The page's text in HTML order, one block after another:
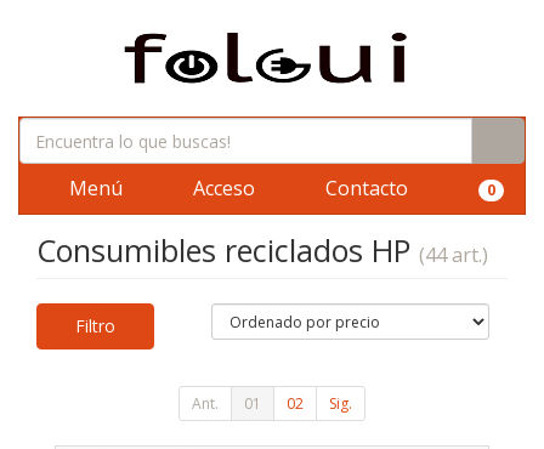
Menú Acceso Contacto 0
Consumibles reciclados HP (44 art.)
Filtro
Ant. 01 02 Sig.